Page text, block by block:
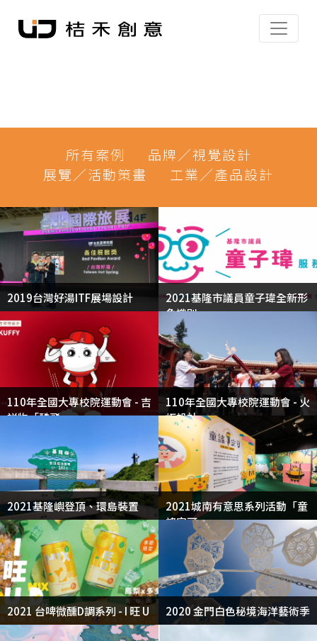
所有案例
品牌／視覺設計
展覽／活動策畫
工業／產品設計
2019台灣好湯ITF展場設計
2021基隆市議員童子瑋全新形
象識別
110年全國大專校院運動會 - 吉
祥物「酷飛」
110年全國大專校院運動會 - 火
炬設計
2021基隆嶼登頂、環島裝置
2021城南有意思系列活動「童
謠安可」
2021 台啤微醺D調系列 - I 旺 U 2020 金門白色秘境海洋藝術季